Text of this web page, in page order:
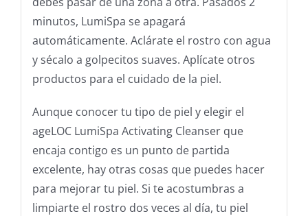
minutos, LumiSpa se apagará
automáticamente. Aclárate el rostro con agua
y sécalo a golpecitos suaves. Aplícate otros
productos para el cuidado de la piel.
Aunque conocer tu tipo de piel y elegir el
ageLOC LumiSpa Activating Cleanser que
encaja contigo es un punto de partida
excelente, hay otras cosas que puedes hacer
para mejorar tu piel. Si te acostumbras a
limpiarte el rostro dos veces al día, tu piel